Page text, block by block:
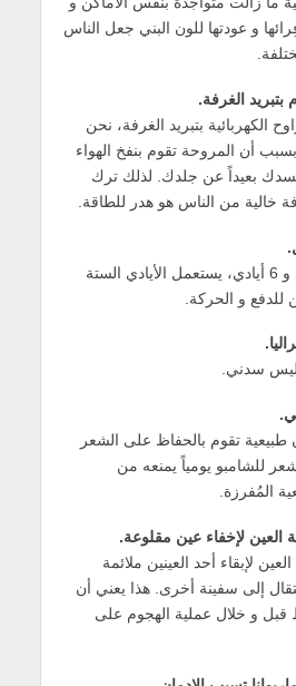
و عودتها للون البني جعل الناس
بتبريد الغرفة.
الكهربائية بتبريد الغرفة، نحن
أن المروحة تقوم بنفخ الهواء
بعيداً عن جلدك. لذلك ترك
خالية من الناس هو هدر للطاقة.
الأخطبوط لديه رجلتين و 6 أيادي، يستعمل الأيادي الستة
للدفع و الحركة.
ليس سدني.
تقوم بالحفاظ على الشعر
للشامبو يومياً يمنعه من
المُفرزة.
العين لإخفاء عين مقلوعة.
لإبقاء أحد العينين ملائمة
إلى سفينة أخرى. هذا يعني أن
قبل و خلال عملية الهجوم على